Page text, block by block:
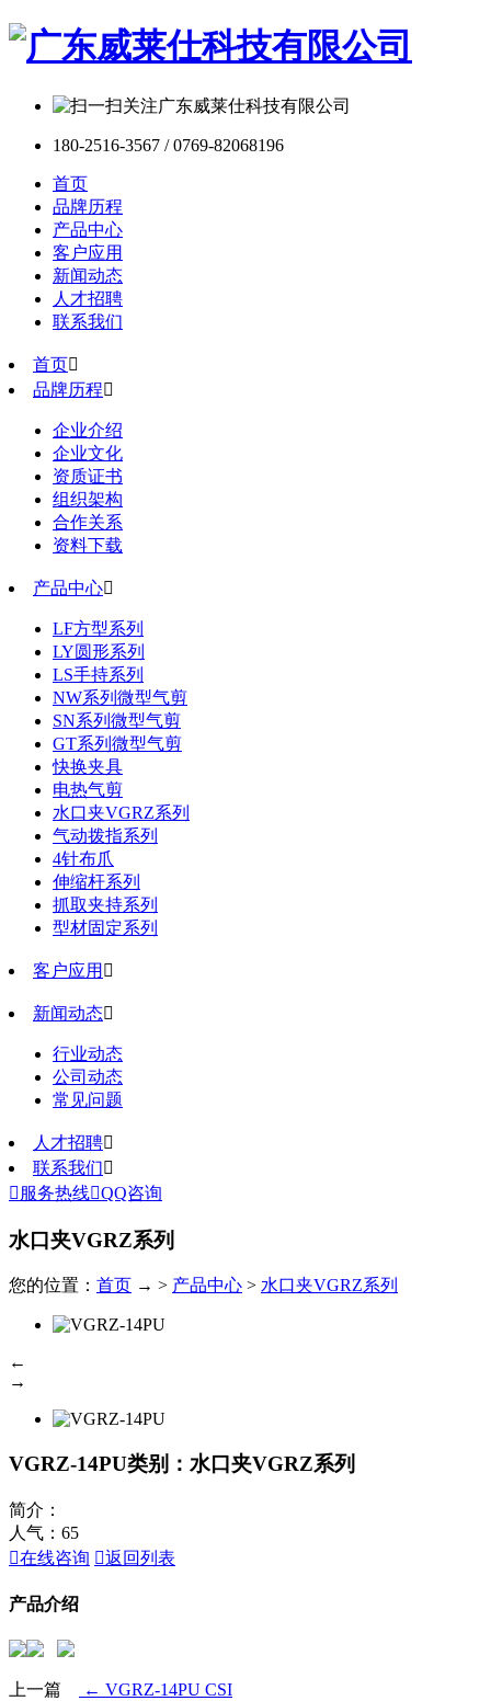
180-2516-3567 / 0769-82068196
首页
品牌历程
产品中心
客户应用
新闻动态
人才招聘
联系我们
首页
品牌历程
企业介绍
企业文化
资质证书
组织架构
合作关系
资料下载
产品中心
LF方型系列
LY圆形系列
LS手持系列
NW系列微型气剪
SN系列微型气剪
GT系列微型气剪
快换夹具
电热气剪
水口夹VGRZ系列
气动拨指系列
4针布爪
伸缩杆系列
抓取夹持系列
型材固定系列
客户应用 
新闻动态
行业动态
公司动态
常见问题
人才招聘
联系我们
 服务热线QQ咨询
水口夹VGRZ系列
您的位置： 首页 → > 产品中心 > 水口夹VGRZ系列
←
→
VGRZ-14PU类别：水口夹VGRZ系列
简介：
人气： 65
在线咨询 返回列表
产品介绍
上一篇 ← VGRZ-14PU CSI